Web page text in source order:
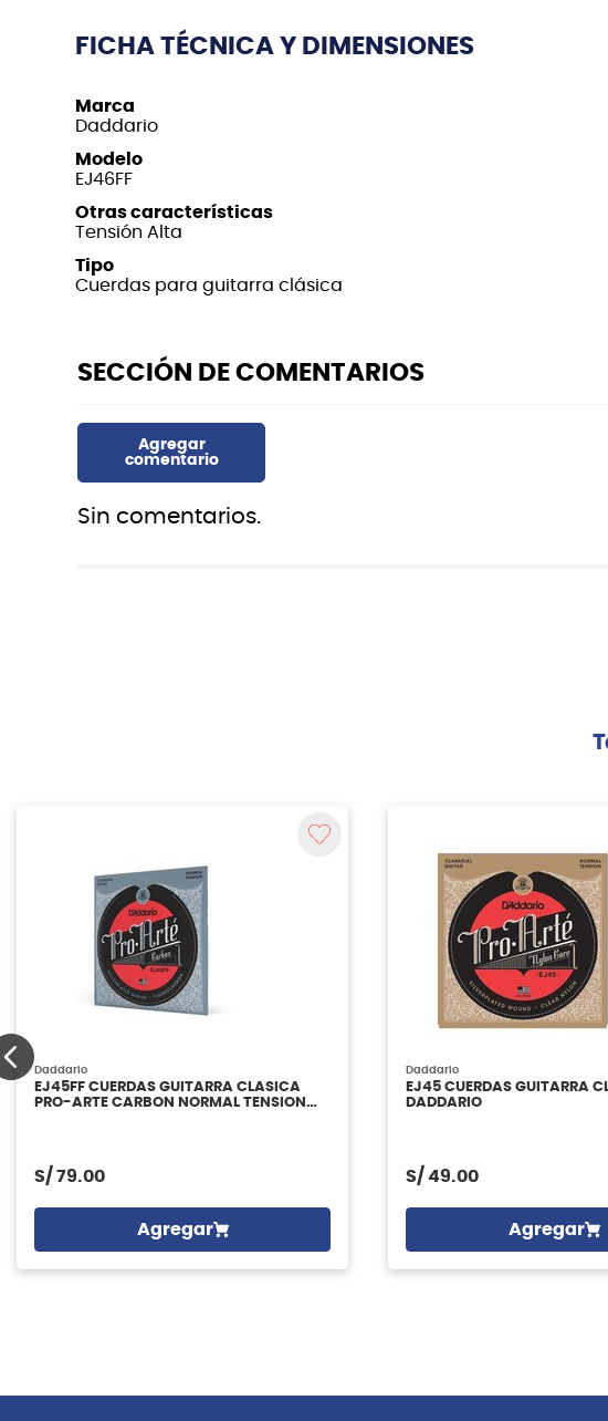
FICHA TÉCNICA Y DIMENSIONES
Marca
Daddario
Modelo
EJ46FF
Otras características
Tensión Alta
Tipo
Cuerdas para guitarra clásica
Sin comentarios.
Daddario
EJ45FF CUERDAS GUITARRA CLASICA
PRO-ARTE CARBON NORMAL TENSION
S/ 79.00
Agregar
Daddario
EJ45 CUERDAS GUITARRA
DADDARIO
S/ 49.00
Agregar